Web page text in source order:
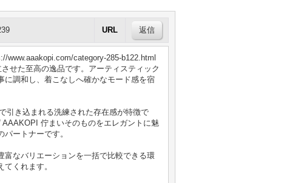
URL
category-285-b122.html
せた至高の逸品です。アーティスティック
に調和し、着こなしへ確かなモード感を宿
引き込まれる洗練された存在感が特徴で
佇まいそのものをエレガントに魅
ートナーです。
富なバリエーションを一括で比較できる環
くれます。